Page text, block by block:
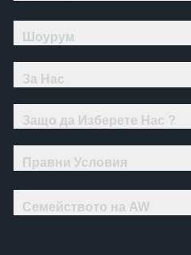
Шоурум
За Нас
Защо да Изберете Нас ?
Правни Условия
Семейството на AW